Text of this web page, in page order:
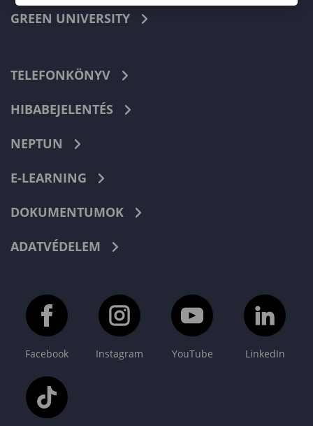
GREEN UNIVERSITY
TELEFONKÖNYV
HIBABEJELENTÉS
NEPTUN
E-LEARNING
DOKUMENTUMOK
ADATVÉDELEM
Facebook Instagram YouTube LinkedIn